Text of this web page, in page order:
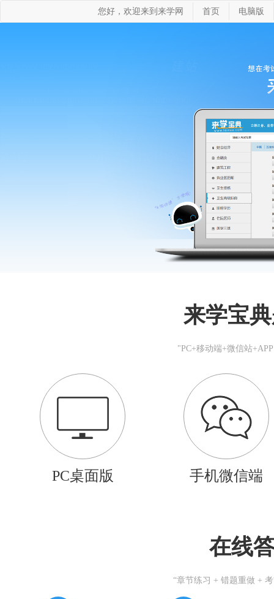
您好，欢迎来到来学网 首页 电脑版
来学宝
"PC+移动端+微信站
PC桌面版 手机微信端
在线
“章节练习 + 错题重做 +